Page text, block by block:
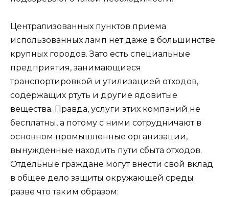
Централизованных пунктов приема
использованных ламп нет даже в большинстве
крупных городов. Зато есть специальные
предприятия, занимающиеся
транспортировкой и утилизацией отходов,
содержащих ртуть и другие ядовитые
вещества. Правда, услуги этих компаний не
бесплатны, а потому с ними сотрудничают в
основном промышленные организации,
вынужденные находить пути сбыта отходов.
Отдельные граждане могут внести свой вклад
в общее дело защиты окружающей среды
разве что таким образом: